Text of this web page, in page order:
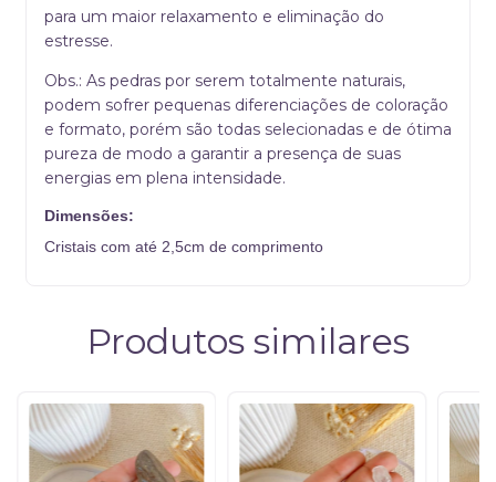
para um maior relaxamento e eliminação do
estresse.
Obs.: As pedras por serem totalmente naturais,
podem sofrer pequenas diferenciações de coloração
e formato, porém são todas selecionadas e de ótima
pureza de modo a garantir a presença de suas
energias em plena intensidade.
Dimensões:
Cristais com até 2,5cm de comprimento
Produtos similares